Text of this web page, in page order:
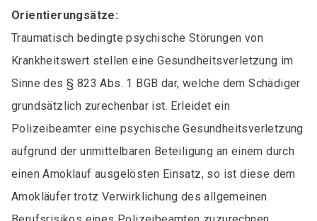
Orientierungsätze:
Traumatisch bedingte psychische Störungen von
Krankheitswert stellen eine Gesundheitsverletzung im
Sinne des § 823 Abs. 1 BGB dar, welche dem Schädiger
grundsätzlich zurechenbar ist. Erleidet ein
Polizeibeamter eine psychische Gesundheitsverletzung
aufgrund der unmittelbaren Beteiligung an einem durch
einen Amoklauf ausgelösten Einsatz, so ist diese dem
Amokläufer trotz Verwirklichung des allgemeinen